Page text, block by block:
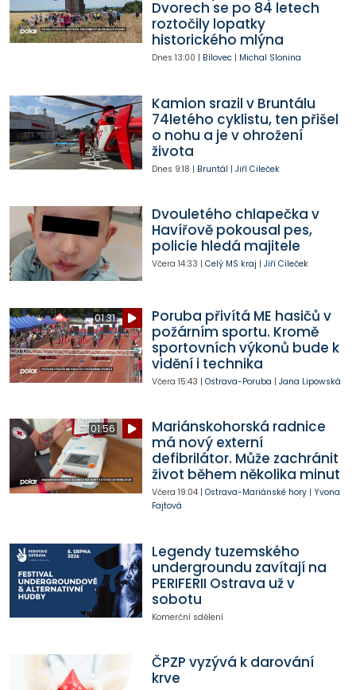
Dvorech se po 84 letech
roztočily lopatky
historického mlýna
Dnes 13:00 | Bílovec| Michal Slonina
Kamion srazil v Bruntálu
74letého cyklistu, ten přišel
o nohu a je v ohrožení
života
Dnes 9:18 | Bruntál | Jiří Cileček
Dvouletého chlapečka v
Havířově pokousal pes,
policie hledá majitele
Včera 14:33 | Celý MS kraj | Jiří Cileček
01:31
Poruba přivítá ME hasičů v
požárním sportu. Kromě
sportovních výkonů bude k
vidění i technika
Včera 15:43 | Ostrava-Poruba | Jana Lipowská
01:56
Mariánskohorská radnice
má nový externí
defibrilátor. Může zachránit
život během několika minut
Včera 19:04| Ostrava-Mariánské hory| Yvona
Fajtová
Legendy tuzemského
undergroundu zavítají na
PERIFERII Ostrava už v
sobotu
Komerční sdělení
ČPZP vyzývá k darování
krve